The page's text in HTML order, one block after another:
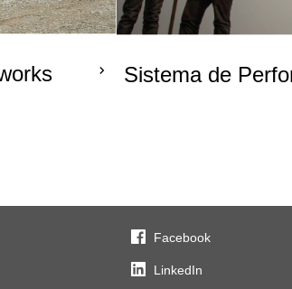
Sistema de
Facebook
LinkedIn